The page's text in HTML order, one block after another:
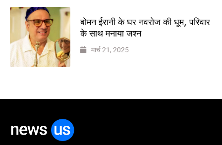
बोमन ईरानी के घर नवरोज की धूम, परिवार
के साथ मनाया जश्न
मार्च 21, 2025